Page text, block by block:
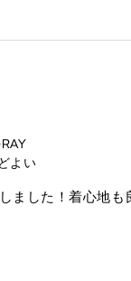
よい
ました！着心地も